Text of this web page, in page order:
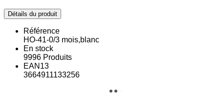
Détails du produit
Référence
HO-41-0/3 mois,blanc
En stock
9996 Produits
EAN13
3664911133256